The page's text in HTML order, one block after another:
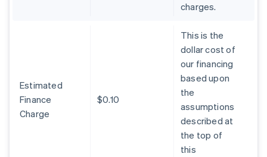
charges.
Estimated
Finance
Charge
$0.10
This is the
dollar cost of
our financing
based upon
the
assumptions
described at
the top of
this